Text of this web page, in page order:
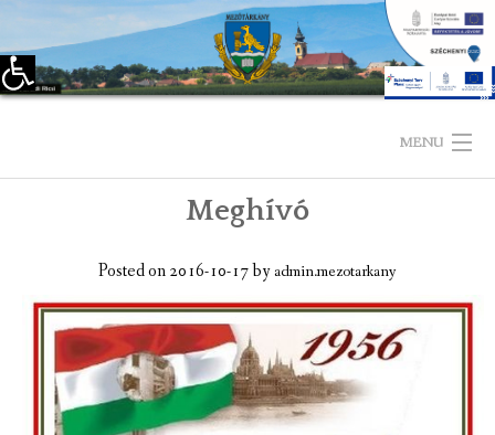
Eszköztár megnyitása
MENU
TELEPÜLÉSÜNKRŐL
LÁTNIVALÓK
KAPCSOLAT
ÖNKORMÁNYZAT
Meghívó
Posted on2016-10-17byadmin.mezotarkany